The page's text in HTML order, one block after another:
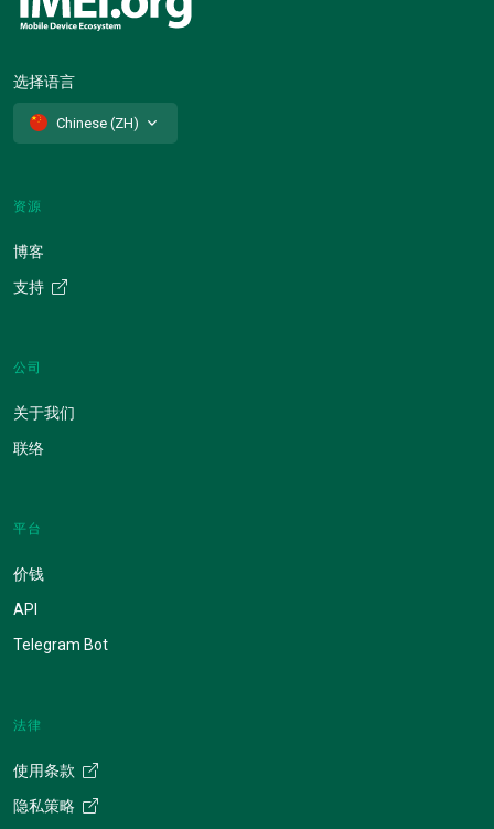
选择语言
Chinese (ZH)
资源
博客
支持
公司
关于我们
联络
平台
价钱
API
Telegram Bot
法律
使用条款
隐私策略